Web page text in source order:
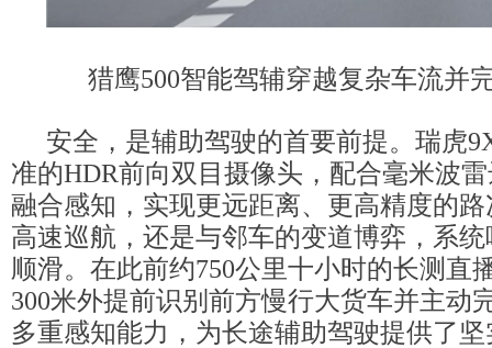
猎鹰500智能驾辅穿越复杂车流并
安全，是辅助驾驶的首要前提。瑞虎
准的HDR前向双目摄像头，配合毫米波
融合感知，实现更远距离、更高精度的
高速巡航，还是与邻车的变道博弈，系
顺滑。在此前约750公里十小时的长测直
300米外提前识别前方慢行大货车并主动
多重感知能力，为长途辅助驾驶提供了